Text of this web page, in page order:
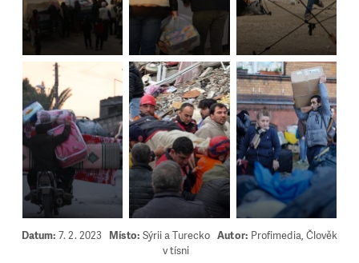
Datum:7. 2. 2023 Místo: Sýrii a Turecko Autor: Profimedia, Člověk
v tísni